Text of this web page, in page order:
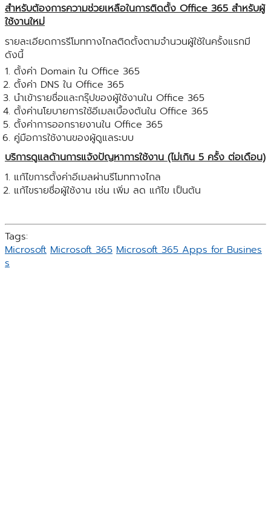
สำหรับต้องการความช่วยเหลือในการติดตั้ง Office 365 สำหรับผู้
ใช้งานใหม่
รายละเอียดการรีโมททางไกลติดตั้งตามจำนวนผู้ใช้ในครั้งแรกมี
ดังนี้
ตั้งค่า Domain ใน Office 365
ตั้งค่า DNS ใน Office 365
นำเข้ารายชื่อและกรุ๊ปของผู้ใช้งานใน Office 365
ตั้งค่านโยบายการใช้อีเมลเบื้องต้นใน Office 365
ตั้งค่าการออกรายงานใน Office 365
คู่มือการใช้งานของผู้ดูแลระบบ
บริการดูแลด้านการแจ้งปัญหาการใช้งาน (ไม่เกิน 5 ครั้ง ต่อเดือน)
แก้ไขการตั้งค่าอีเมลผ่านรีโมททางไกล
แก้ไขรายชื่อผู้ใช้งาน เช่น เพิ่ม ลด แก้ไข เป็นต้น
Tags:
Microsoft Microsoft 365 Microsoft 365 Apps for Busines
s